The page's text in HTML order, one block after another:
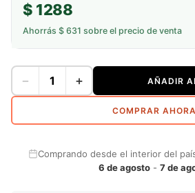
$ 1288
Ahorrás $ 631 sobre el precio de venta
− + AÑADIR
COMPRAR AHORA
Comprando desde el interior del
6 de agosto- 7 de